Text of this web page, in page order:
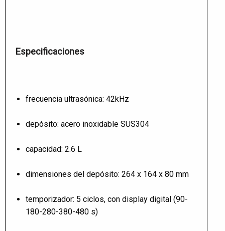
Especificaciones
frecuencia ultrasónica: 42kHz
depósito: acero inoxidable SUS304
capacidad: 2.6 L
dimensiones del depósito: 264 x 164 x 80 mm
temporizador: 5 ciclos, con display digital (90-
180-280-380-480 s)